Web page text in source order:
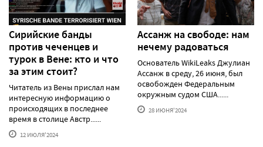
Сирийские банды
против чеченцев и
турок в Вене: кто и что
за этим стоит?
Читатель из Вены прислал нам
интересную информацию о
происходящих в последнее
время в столице Австр......
12 ИЮЛЯ'2024
Ассанж на свободе: нам
нечему радоваться
Основатель WikiLeaks Джулиан
Ассанж в среду, 26 июня, был
освобожден Федеральным
окружным судом США......
28 ИЮНЯ'2024